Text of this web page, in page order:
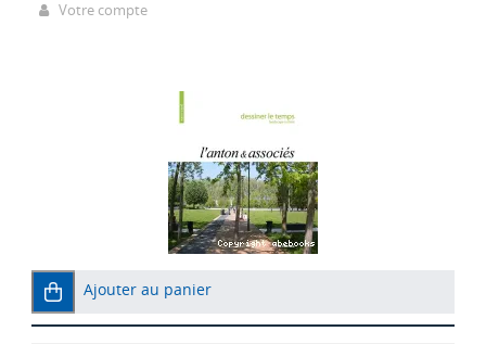
Votre compte
Ajouter au panier